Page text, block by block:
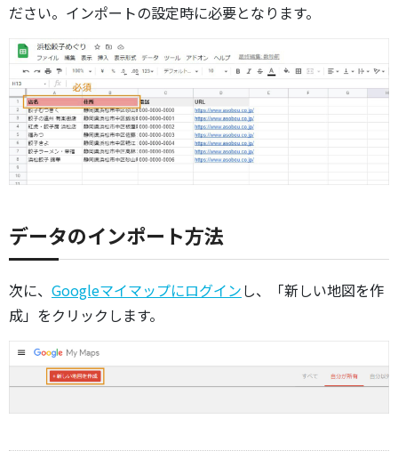
ださい。インポートの設定時に必要となります。
データのインポート方法
次に、 Googleマイマップにログインし、「新しい地図を作
成」をクリックします。